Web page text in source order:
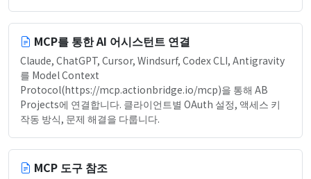
MCP를 통한 AI 어시스턴트 연결
Claude, ChatGPT, Cursor, Windsurf, Codex CLI, Antigravity
를 Model Context
Protocol(https://mcp.actionbridge.io/mcp)을 통해 AB
Projects에 연결합니다. 클라이언트별 OAuth 설정, 액세스 키
작동 방식, 문제 해결을 다룹니다.
MCP 도구 참조